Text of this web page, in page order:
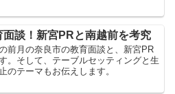
談！新宮PRと南越前を考究
前月の奈良市の教育面談と、新宮PR
。そして、テーブルセッティングと生
のテーマもお伝えします。